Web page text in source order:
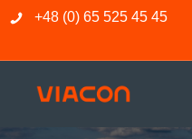
+48 (0) 65 525 45 45